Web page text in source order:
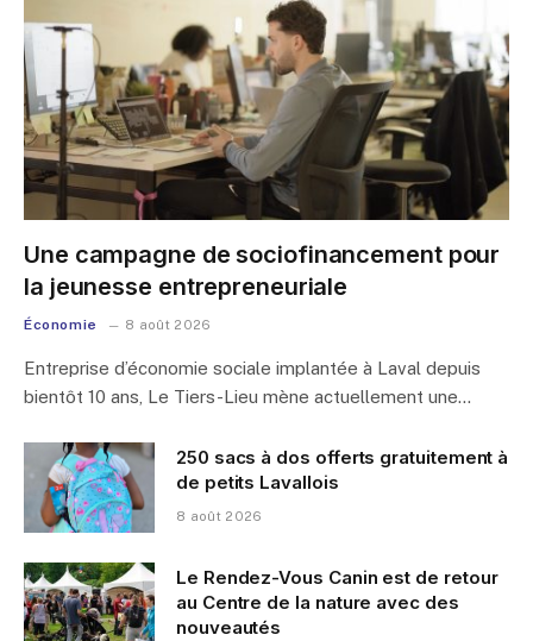
Une campagne de sociofinancement pour
la jeunesse entrepreneuriale
Économie 8 août 2026
Entreprise d’économie sociale implantée à Laval depuis
bientôt 10 ans, Le Tiers-Lieu mène actuellement une…
250 sacs à dos offerts gratuitement à
de petits Lavallois
8 août 2026
Le Rendez-Vous Canin est de retour
au Centre de la nature avec des
nouveautés